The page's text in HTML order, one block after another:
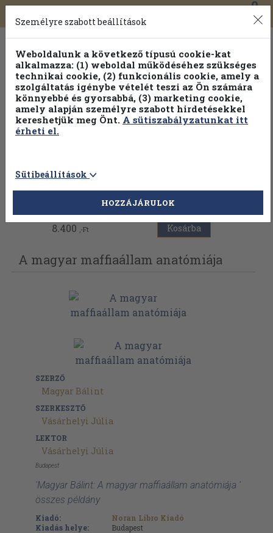
Toggle
navigation
0
Válogasson több mint 30 000 kötet közül
Hobbi témakörökben20% kedvezménnyel!
Vissza az előző oldalra
8.400 ,-Ft Kosárba
A magyar maffiaállam anatómiája
SZERZŐ
Magyar Bálint
SZERKESZTŐ
Vásárhelyi Júlia
LEKTOR
Vásárhelyi Júlia
Budapest
'Magyar Bálint: A magyar maffiaállam anatómiája '
összes példány
Kiadó:
Noran Libro Kiadó
Kiadás helye:
Budapest
Személyre szabott beállítások
Weboldalunk a következő típusú cookie-kat
alkalmazza: (1) weboldal működéséhez szükséges
technikai cookie, (2) funkcionális cookie, amely a
szolgáltatás igénybe vételét teszi az Ön számára
könnyebbé és gyorsabbá, (3) marketing cookie,
amely alapján személyre szabott hirdetésekkel
kereshetjük meg Önt. A sütiszabályzatunkat itt
érheti el.
Sütibeállítások
HOZZÁJÁRULOK